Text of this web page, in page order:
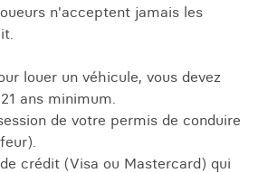
n'acceptent jamais les
louer un véhicule, vous devez
ans minimum.
de votre permis de conduire
crédit (Visa ou Mastercard) qui